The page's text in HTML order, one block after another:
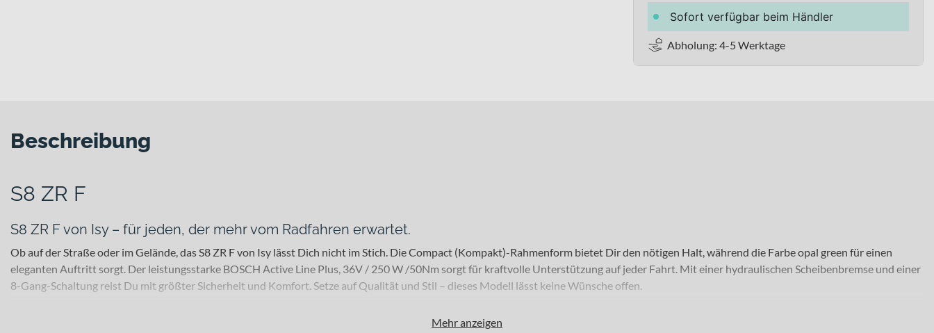
Sofort verfügbar beim Händler
Abholung: 4-5 Werktage
Beschreibung
S8 ZR F
S8 ZR F von Isy – für jeden, der mehr vom Radfahren erwartet.
Ob auf der Straße oder im Gelände, das S8 ZR F von Isy lässt Dich nicht im Stich. Die Compact (Kompakt)-Rahmenform bietet Dir den nötigen Halt, während die Farbe opal green für einen
eleganten Auftritt sorgt. Der leistungsstarke BOSCH Active Line Plus, 36V / 250 W /50Nm sorgt für kraftvolle Unterstützung auf jeder Fahrt. Mit einer hydraulischen Scheibenbremse und einer
8-Gang-Schaltung reist Du mit größter Sicherheit und Komfort. Setze auf Qualität und Stil – dieses Modell lässt keine Wünsche offen.
Mehr anzeigen